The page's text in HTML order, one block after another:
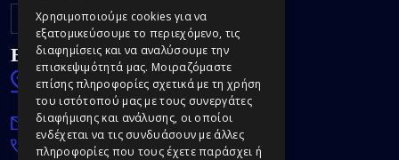
Επικοινωνία
Σαρανταπόρου 39,
15232 Κάτω Χαλάνδρι
info@ilovemydentist.gr
(+30) 213 049 2323
Χρησιμοποιούμε cookies για να
εξατομικεύσουμε το περιεχόμενο, τις
διαφημίσεις και να αναλύσουμε την
επισκεψιμότητά μας. Μοιραζόμαστε
επίσης πληροφορίες σχετικά με τη χρήση
του ιστότοπού μας με τους συνεργάτες
διαφήμισης και ανάλυσης, οι οποίοι
ενδέχεται να τις συνδυάσουν με άλλες
πληροφορίες που τους έχετε παράσχει ή